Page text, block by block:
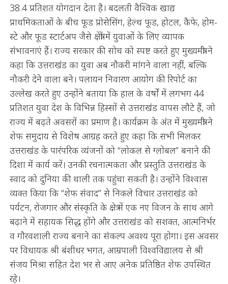
38.4 प्रतिशत योगदान देता है। बदलती वैश्विक खाद्य
प्राथमिकताओं के बीच फूड प्रोसेसिंग, हेल्थ फूड, होटल, कैफे, होम-
स्टे और फूड स्टार्टअप जैसे क्षेत्रों में युवाओं के लिए व्यापक
संभावनाएं हैं। राज्य सरकार की सोच को स्पष्ट करते हुए मुख्यमंत्री ने
कहा कि उत्तराखंड का युवा अब नौकरी मांगने वाला नहीं, बल्कि
नौकरी देने वाला बने। पलायन निवारण आयोग की रिपोर्ट का
उल्लेख करते हुए उन्होंने बताया कि हाल के वर्षों में लगभग 44
प्रतिशत युवा देश के विभिन्न हिस्सों से उत्तराखंड वापस लौटे हैं, जो
राज्य में बढ़ते अवसरों का प्रमाण है। कार्यक्रम के अंत में मुख्यमंत्री ने
शेफ समुदाय से विशेष आग्रह करते हुए कहा कि सभी मिलकर
उत्तराखंड के पारंपरिक व्यंजनों को “लोकल से ग्लोबल” बनाने की
दिशा में कार्य करें। उनकी रचनात्मकता और प्रस्तुति उत्तराखंड के
स्वाद को दुनिया की थाली तक पहुंचा सकती है। उन्होंने विश्वास
व्यक्त किया कि “शेफ संवाद” से निकले विचार उत्तराखंड को
पर्यटन, रोजगार और संस्कृति के क्षेत्र में एक नए विजन के साथ आगे
बढ़ाने में सहायक सिद्ध होंगे और उत्तराखंड को सशक्त, आत्मनिर्भर
व गौरवशाली राज्य बनाने का संकल्प अवश्य पूरा होगा। इस अवसर
पर विधायक श्री बंशीधर भगत, आम्रपाली विश्वविद्यालय से श्री
संजय मिश्रा सहित देश भर से आए अनेक प्रतिष्ठित शेफ उपस्थित
रहे।